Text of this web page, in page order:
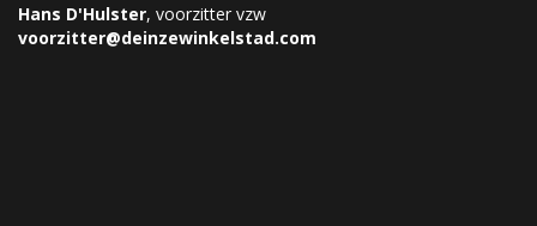
Hans D'Hulster, voorzitter vzw
voorzitter@deinzewinkelstad.com